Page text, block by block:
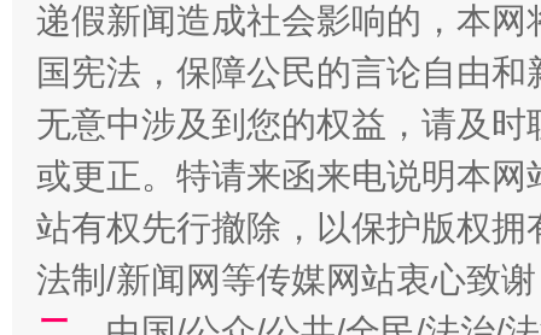
千年窑火 生生不息 一
递假新闻造成社会影响的，本
国宪法，保障公民的言论自由
无意中涉及到您的权益，请及
或更正。特请来函来电说明本
站有权先行撤除，以保护版权
法制/新闻网等传媒网站衷心致